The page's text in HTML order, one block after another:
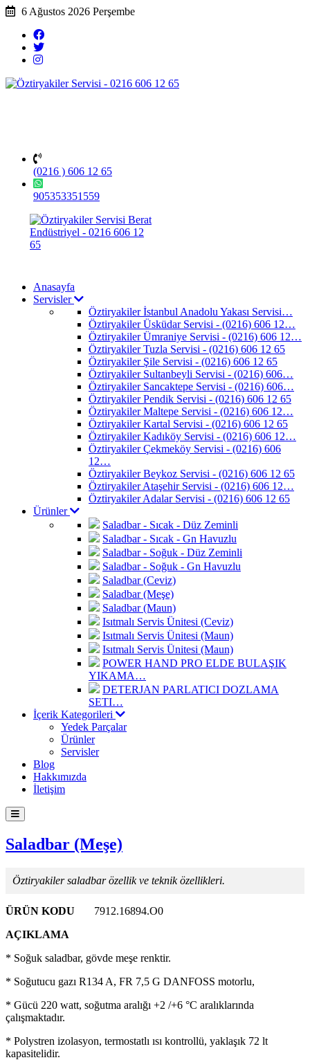
6 Ağustos 2026 Perşembe
(0216 ) 606 12 65
905353351559
Anasayfa
Servisler
Öztiryakiler İstanbul Anadolu Yakası Servisi…
Öztiryakiler Üsküdar Servisi - (0216) 606 12…
Öztiryakiler Ümraniye Servisi - (0216) 606 12…
Öztiryakiler Tuzla Servisi - (0216) 606 12 65
Öztiryakiler Şile Servisi - (0216) 606 12 65
Öztiryakiler Sultanbeyli Servisi - (0216) 606…
Öztiryakiler Sancaktepe Servisi - (0216) 606…
Öztiryakiler Pendik Servisi - (0216) 606 12 65
Öztiryakiler Maltepe Servisi - (0216) 606 12…
Öztiryakiler Kartal Servisi - (0216) 606 12 65
Öztiryakiler Kadıköy Servisi - (0216) 606 12…
Öztiryakiler Çekmeköy Servisi - (0216) 606
12…
Öztiryakiler Beykoz Servisi - (0216) 606 12 65
Öztiryakiler Ataşehir Servisi - (0216) 606 12…
Öztiryakiler Adalar Servisi - (0216) 606 12 65
Ürünler
Saladbar - Sıcak - Düz Zeminli
Saladbar - Sıcak - Gn Havuzlu
Saladbar - Soğuk - Düz Zeminli
Saladbar - Soğuk - Gn Havuzlu
Saladbar (Ceviz)
Saladbar (Meşe)
Saladbar (Maun)
Isıtmalı Servis Ünitesi (Ceviz)
Isıtmalı Servis Ünitesi (Maun)
Isıtmalı Servis Ünitesi (Maun)
POWER HAND PRO ELDE BULAŞIK
YIKAMA…
DETERJAN PARLATICI DOZLAMA
SETI…
İçerik Kategorileri
Yedek Parçalar
Ürünler
Servisler
Blog
Hakkımızda
İletişim
Saladbar (Meşe)
Öztiryakiler saladbar özellik ve teknik özellikleri.
ÜRÜN KODU
7912.16894.O0
AÇIKLAMA
* Soğuk saladbar, gövde meşe renktir.
* Soğutucu gazı R134 A, FR 7,5 G DANFOSS motorlu,
* Gücü 220 watt, soğutma aralığı +2 /+6 °C aralıklarında
çalışmaktadır.
* Polystren izolasyon, termostatlı ısı kontrollü, yaklaşık 72 lt
kapasitelidir.